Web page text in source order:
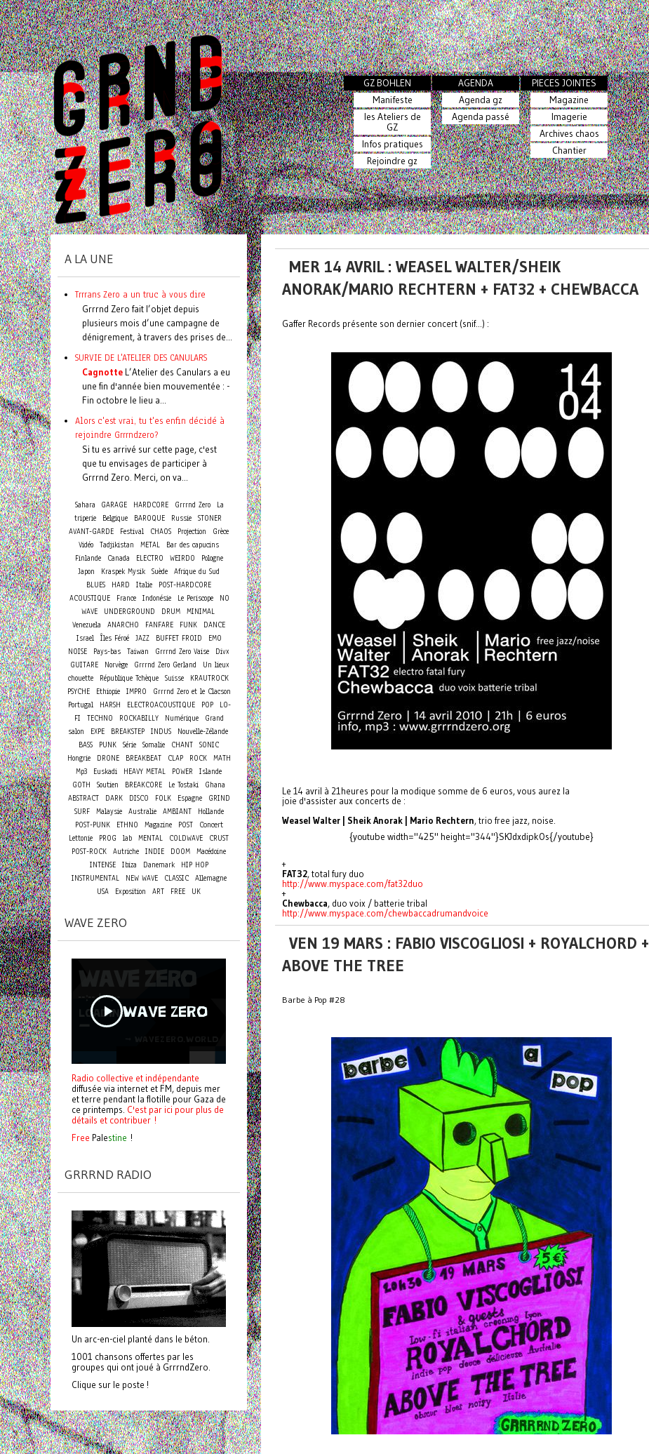
GZ BOHLEN
Manifeste
les Ateliers de
GZ
Infos pratiques
Rejoindre gz
AGENDA
Agenda gz
Agenda passé
PIECES JOINTES
Magazine
Imagerie
Archives chaos
Chantier
MER 14 AVRIL : WEASEL WALTER/SHEIK
ANORAK/MARIO RECHTERN + FAT32 + CHEWBACCA
Gaffer Records présente son dernier concert (snif...) :
Le 14 avril à 21heures pour la modique somme de 6 euros, vous aurez la
joie d'assister aux concerts de :
Weasel Walter | Sheik Anorak | Mario Rechtern, trio free jazz, noise.
{youtube width="425" height="344"}SKJdxdipkOs{/youtube}
+
FAT32, total fury duo
http://www.myspace.com/fat32duo
+
Chewbacca, duo voix / batterie tribal
http://www.myspace.com/chewbaccadrumandvoice
VEN 19 MARS : FABIO VISCOGLIOSI + ROYALCHORD +
ABOVE THE TREE
Barbe à Pop #28
A LA UNE
Trrrans Zero a un truc à vous dire
Grrrnd Zero fait l’objet depuis
plusieurs mois d’une campagne de
dénigrement, à travers des prises de...
SURVIE DE L'ATELIER DES CANULARS
Cagnotte L’Atelier des Canulars a eu
une fin d'année bien mouvementée : -
Fin octobre le lieu a...
Alors c'est vrai, tu t'es enfin décidé à
rejoindre Grrrndzero?
Si tu es arrivé sur cette page, c'est
que tu envisages de participer à
Grrrnd Zero. Merci, on va...
Sahara GARAGE HARDCORE Grrrnd Zero
La
triperie
Belgique BAROQUE Russie STONER
AVANT-GARDE
Festival CHAOS Projection
Grèce
Vidéo Tadjikistan METAL
Bar des capucins
Finlande
Canada ELECTRO WEIRDO
Pologne
Japon
Kraspek Mysik Suède Afrique du Sud
BLUES
HARD Italie
POST-HARDCORE
ACOUSTIQUE
France Indonésie Le Periscope
NO
WAVE
UNDERGROUND DRUM MINIMAL
Venezuela
ANARCHO FANFARE FUNK
DANCE
Israel
Îles Féroé JAZZ BUFFET FROID
EMO
NOISE
Pays-bas Taiwan Grrrnd Zero Vaise
Divx
GUITARE
Norvège Grrrnd Zero Gerland
Un lieux
chouette
République Tchèque Suisse
KRAUTROCK
PSYCHE
Ethiopie IMPRO
Grrrnd Zero et le Clacson
Portugal
HARSH ELECTROACOUSTIQUE POP
LO-
FI
TECHNO ROCKABILLY Numérique
Grand
salon
EXPE BREAKSTEP INDUS
Nouvelle-Zélande
BASS
PUNK Série Somalie CHANT SONIC
Hongrie
DRONE BREAKBEAT CLAP ROCK
MATH
Mp3
Euskadi HEAVY METAL POWER
Islande
GOTH
Soutien BREAKCORE Le Tostaki
Ghana
ABSTRACT
DARK DISCO FOLK Espagne
GRIND
SURF
Malaysie Australie AMBIANT
Hollande
POST-PUNK
ETHNO Magazine POST Concert
Lettonie PROG lab MENTAL COLDWAVE
CRUST
POST-ROCK Autriche INDIE DOOM Macédoine
INTENSE
Ibiza Danemark
HIP HOP
INSTRUMENTAL
NEW WAVE CLASSIC
Allemagne
USA
Exposition ART FREE UK
WAVE ZERO
Radio collective et indépendante
diffusée via internet et FM, depuis mer
et terre pendant la flotille pour Gaza de
ce printemps. C'est par ici pour plus de
détails et contribuer !
Free Palestine !
GRRRND RADIO
Un arc-en-ciel planté dans le béton.
1001 chansons offertes par les
groupes qui ont joué à GrrrndZero.
Clique sur le poste !